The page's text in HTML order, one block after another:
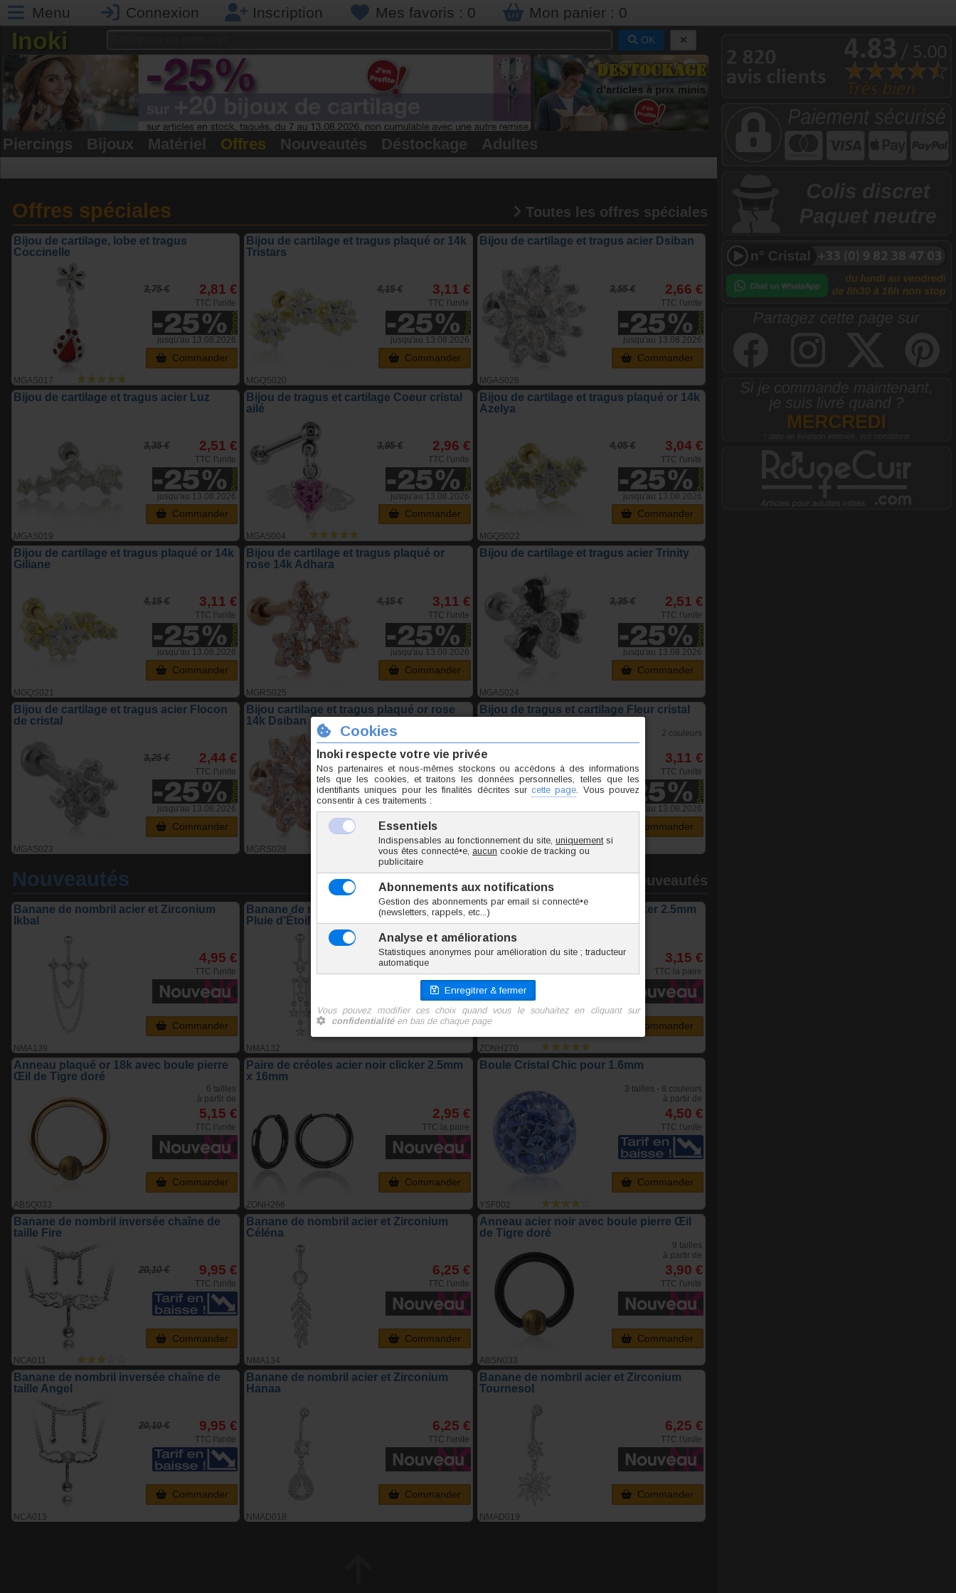
Menu Connexion Inscription Mes favoris : 0 Mon panier : 0
Inoki OK
Piercings Bijoux Matériel Offres Nouveautés Déstockage Adultes
Offres spéciales Toutes les offres spéciales
Bijou de cartilage, lobe et tragus
Coccinelle
MGAS017
3,75 € 2,81 €
TTC l'unite
jusqu'au 13.08.2026
Commander
Bijou de cartilage et tragus plaqué or 14k
Tristars
MGQS020
4,15 € 3,11 €
TTC l'unite
jusqu'au 13.08.2026
Commander
Bijou de cartilage et tragus acier Dsiban
MGAS028
3,55 € 2,66 €
TTC l'unite
jusqu'au 13.08.2026
Commander
Bijou de cartilage et tragus acier Luz
MGAS019
3,35 € 2,51 €
TTC l'unite
jusqu'au 13.08.2026
Commander
Bijou de tragus et cartilage Coeur cristal
ailé
MGAS004
3,95 € 2,96 €
TTC l'unite
jusqu'au 13.08.2026
Commander
Bijou de cartilage et tragus plaqué or 14k
Azelya
MGQS022
4,05 € 3,04 €
TTC l'unite
jusqu'au 13.08.2026
Commander
Bijou de cartilage et tragus plaqué or 14k
Giliane
MGQS021
4,15 € 3,11 €
TTC l'unite
jusqu'au 13.08.2026
Commander
Bijou de cartilage et tragus plaqué or
rose 14k Adhara
MGRS025
4,15 € 3,11 €
TTC l'unite
jusqu'au 13.08.2026
Commander
Bijou de cartilage et tragus acier Trinity
MGAS024
3,35 € 2,51 €
TTC l'unite
jusqu'au 13.08.2026
Commander
Bijou de cartilage et tragus acier Flocon
de cristal
MGAS023
3,25 € 2,44 €
TTC l'unite
jusqu'au 13.08.2026
Commander
Bijou cartilage et tragus plaqué or rose
14k Dsiban
MGRS028
4,25 € 3,19 €
TTC l'unite
Commander
Bijou de tragus et cartilage Fleur cristal
MGAS003
2 couleurs
3,11 €
TTC l'unite
jusqu'au 13.08.2026
Commander
Nouveautés Toutes les nouveautés
Banane de nombril acier et Zirconium
Ikbal
NMA139
4,95 €
TTC l'unite
Commander
Banane de nombril acier et Zirconium
Pluie d'Étoiles
NMA132
5,95 €
Commander
Paire de créoles acier noir clicker 2.5mm
x 20mm
ZONH270
3,15 €
TTC la paire
Commander
Anneau plaqué or 18k avec boule pierre
Œil de Tigre doré
ABSQ033
6 tailles
à partir de
5,15 €
TTC l'unite
Commander
Paire de créoles acier noir clicker 2.5mm
x 16mm
ZONH266
2,95 €
TTC la paire
Commander
Boule Cristal Chic pour 1.6mm
YSF002
3 tailles - 8 couleurs
à partir de
4,50 €
TTC l'unite
Commander
Banane de nombril inversée chaîne de
taille Fire
NCA011
20,10 € 9,95 €
TTC l'unite
Commander
Banane de nombril acier et Zirconium
Céléna
NMA134
6,25 €
TTC l'unite
Commander
Anneau acier noir avec boule pierre Œil
de Tigre doré
ABSN033
9 tailles
à partir de
3,90 €
TTC l'unite
Commander
Banane de nombril inversée chaîne de
taille Angel
NCA013
20,10 € 9,95 €
TTC l'unite
Commander
Banane de nombril acier et Zirconium
Hanaa
NMAD018
6,25 €
TTC l'unite
Commander
Banane de nombril acier et Zirconium
Tournesol
NMAD019
6,25 €
TTC l'unite
Commander